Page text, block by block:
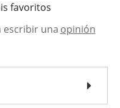
favoritos
escribir una opinión